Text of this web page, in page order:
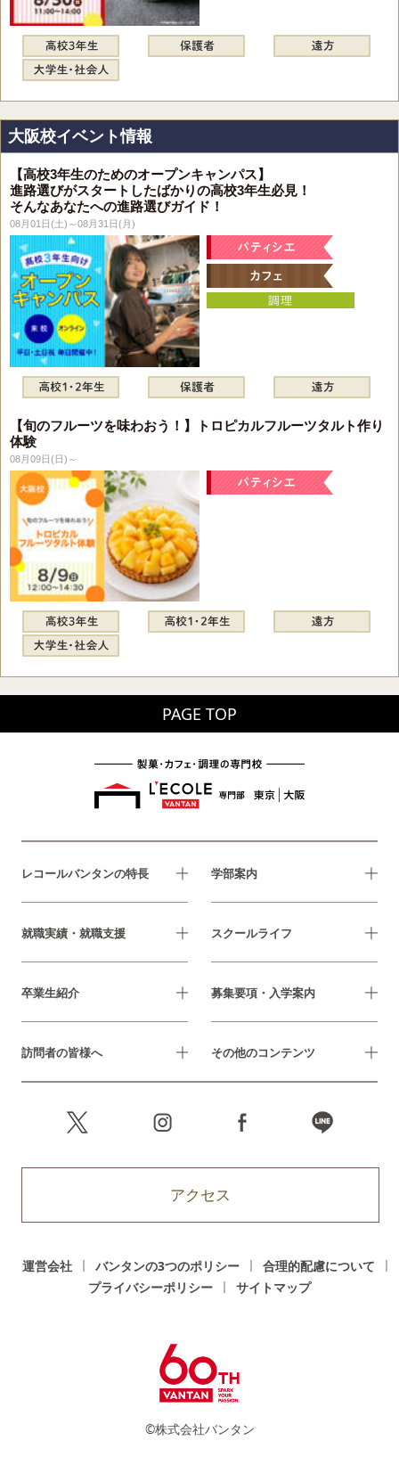
大阪校イベント情報
【高校3年生のためのオープンキャンパス】
進路選びがスタートしたばかりの高校3年生必見！
そんなあなたへの進路選びガイド！
08月01日(土)～08月31日(月)
【旬のフルーツを味わおう！】トロピカルフルーツタルト作り
体験
08月09日(日)～
PAGE TOP
レコールバンタンの特長 学部案内
就職実績・就職支援 スクールライフ
卒業生紹介 募集要項・入学案内
訪問者の皆様へ その他のコンテンツ
アクセス
運営会社 バンタンの3つのポリシー
合理的配慮について
プライバシーポリシー
サイトマップ
©株式会社バンタン